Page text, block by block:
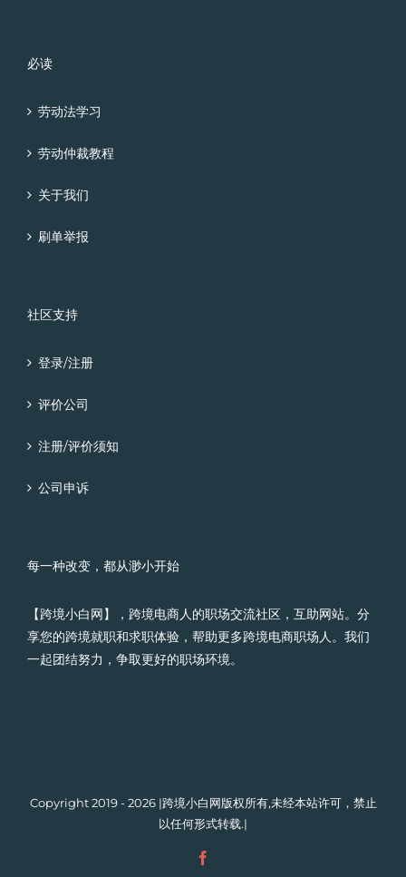
必读
劳动法学习
劳动仲裁教程
关于我们
刷单举报
社区支持
登录/注册
评价公司
注册/评价须知
公司申诉
每一种改变，都从渺小开始
【跨境小白网】，跨境电商人的职场交流社区，互助网站。分
享您的跨境就职和求职体验，帮助更多跨境电商职场人。我们
一起团结努力，争取更好的职场环境。
Copyright 2019 - 2026 |跨境小白网版权所有,未经本站许可，禁止
以任何形式转载.|